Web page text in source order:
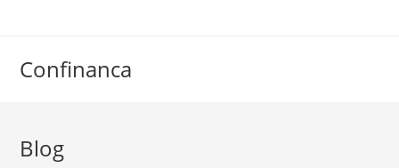
Confinanca
Blog